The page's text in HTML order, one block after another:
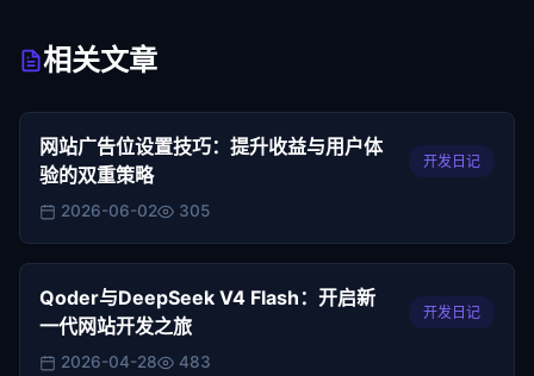
相关文章
网站广告位设置技巧：提升收益与用户体
验的双重策略
开发日记
2026-06-02 305
Qoder与DeepSeek V4 Flash：开启新
一代网站开发之旅
开发日记
2026-04-28 483